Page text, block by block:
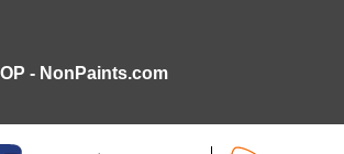
- NonPaints.com